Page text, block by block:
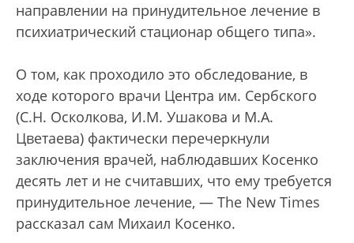
направлении на принудительное лечение в
психиатрический стационар общего типа».
О том, как проходило это обследование, в
ходе которого врачи Центра им. Сербского
(С.Н. Осколкова, И.М. Ушакова и М.А.
Цветаева) фактически перечеркнули
заключения врачей, наблюдавших Косенко
десять лет и не считавших, что ему требуется
принудительное лечение, — The New Times
рассказал сам Михаил Косенко.